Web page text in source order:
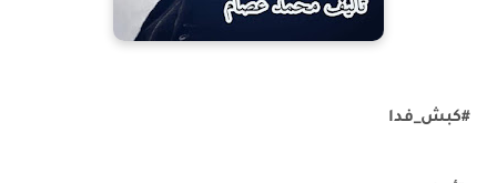
#كبش_فدا